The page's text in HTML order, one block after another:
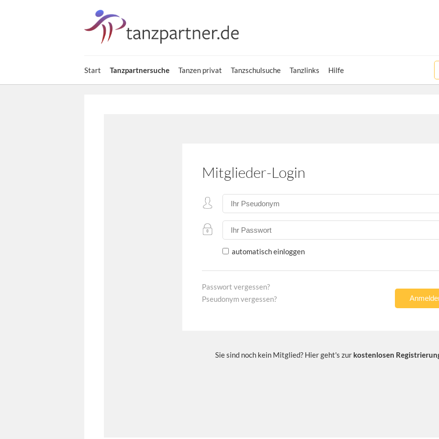
Start Tanzpartnersuche Tanzen privat Tanzschulsuche Tanzlinks Hilfe
Mitglieder-Login
automatisch einloggen
Passwort vergessen?
Pseudonym vergessen?
Sie sind noch kein Mitglied? Hier geht's zur kostenlosen